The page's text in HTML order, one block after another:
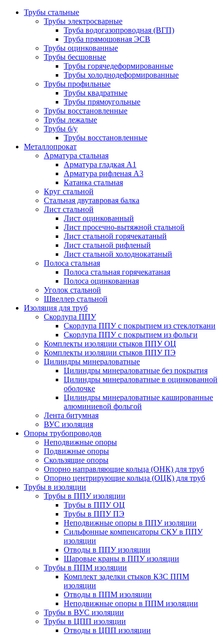
Трубы стальные
Трубы электросварные
Труба водогазопроводная (ВГП)
Труба прямошовная ЭСВ
Трубы оцинкованные
Трубы бесшовные
Трубы горячедеформированные
Трубы холоднодеформированные
Трубы профильные
Трубы квадратные
Трубы прямоугольные
Трубы восстановленные
Трубы лежалые
Трубы б/у
Трубы восстановленные
Металлопрокат
Арматура стальная
Арматура гладкая А1
Арматура рифленая А3
Катанка стальная
Круг стальной
Стальная двутавровая балка
Лист стальной
Лист оцинкованный
Лист просечно-вытяжной стальной
Лист стальной горячекатаный
Лист стальной рифленый
Лист стальной холоднокатаный
Полоса стальная
Полоса стальная горячекатаная
Полоса оцинкованная
Уголок стальной
Швеллер стальной
Изоляция для труб
Скорлупа ППУ
Скорлупа ППУ с покрытием из стеклоткани
Скорлупа ППУ с покрытием из фольги
Комплекты изоляции стыков ППУ ОЦ
Комплекты изоляции стыков ППУ ПЭ
Цилиндры минераловатные
Цилиндры минераловатные без покрытия
Цилиндры минераловатные в оцинкованной
оболочке
Цилиндры минераловатные кашированные
алюминиевой фольгой
Лента битумная
ВУС изоляция
Опоры трубопроводов
Неподвижные опоры
Подвижные опоры
Скользящие опоры
Опорно направляющие кольца (ОНК) для труб
Опорно центрирующие кольца (ОЦК) для труб
Трубы в изоляции
Трубы в ППУ изоляции
Трубы в ППУ ОЦ
Трубы в ППУ ПЭ
Неподвижные опоры в ППУ изоляции
Сильфонные компенсаторы СКУ в ППУ
изоляции
Отводы в ППУ изоляции
Шаровые краны в ППУ изоляции
Трубы в ППМ изоляции
Комплект заделки стыков КЗС ППМ
изоляции
Отводы в ППМ изоляции
Неподвижные опоры в ППМ изоляции
Трубы в ВУС изоляции
Трубы в ЦПП изоляции
Отводы в ЦПП изоляции